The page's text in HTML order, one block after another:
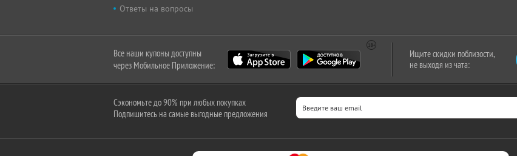
Ответы на вопросы
Все наши купоны доступны
через Мобильное Приложение:
Ищите скидки поблизости,
не выходя из чата:
Сэкономьте до 90% при любых покупках
Подпишитесь на самые выгодные предложения